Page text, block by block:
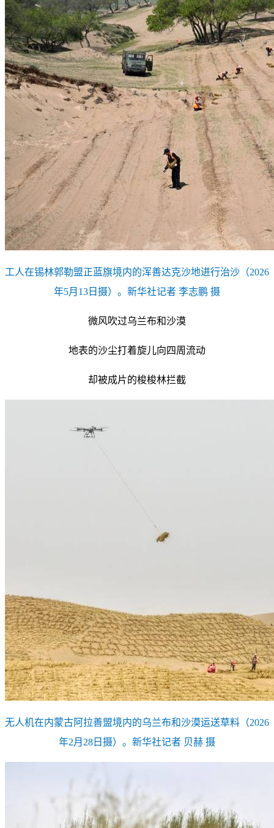
工人在锡林郭勒盟正蓝旗境内的浑善达克沙地进行治沙（2026
年5月13日摄）。新华社记者 李志鹏 摄
微风吹过乌兰布和沙漠
地表的沙尘打着旋儿向四周流动
却被成片的梭梭林拦截
无人机在内蒙古阿拉善盟境内的乌兰布和沙漠运送草料（2026
年2月28日摄）。新华社记者 贝赫 摄